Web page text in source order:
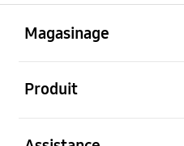
Magasinage
Produit